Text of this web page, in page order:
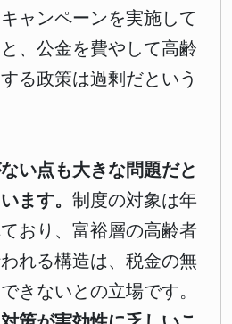
ャンペーンを実施して
、公金を費やして高齢
る政策は過剰だという
い点も大きな問題だと
ます。 制度の対象は年
おり、富裕層の高齢者
れる構造は、税金の無
きないとの立場です。